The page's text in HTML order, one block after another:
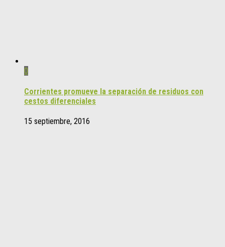
0
Corrientes promueve la separación de residuos con
cestos diferenciales
15 septiembre, 2016